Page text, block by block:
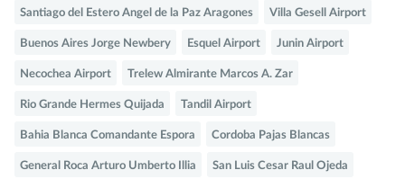
Santiago del Estero Angel de la Paz Aragones Villa Gesell Airport
Buenos Aires Jorge Newbery Esquel Airport Junin Airport
Necochea Airport Trelew Almirante Marcos A. Zar
Rio Grande Hermes Quijada Tandil Airport
Bahia Blanca Comandante Espora Cordoba Pajas Blancas
General Roca Arturo Umberto Illia San Luis Cesar Raul Ojeda